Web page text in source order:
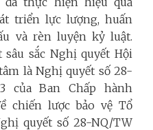
triển lực lượng, huấn
và rèn luyện kỷ luật.
sắc Nghị quyết Hội
là Nghị quyết số 28-
của Ban Chấp hành
chiến lược bảo vệ Tổ
quyết số 28-NQ/TW